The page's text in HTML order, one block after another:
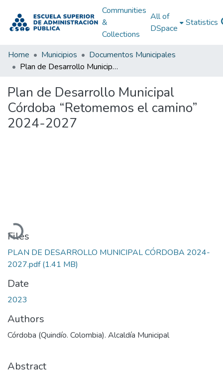
Communities
&
Collections
All of
DSpace
Statistics
Home Municipios
Documentos Municipales
Plan de Desarrollo Municipal Córdoba “Retomemos el camino” 2024-2027
Plan de Desarrollo Municipal
Córdoba “Retomemos el camino”
2024-2027
Loading...
Files
PLAN DE DESARROLLO MUNICIPAL CÓRDOBA 2024-
2027.pdf(1.41 MB)
Date
2023
Authors
Córdoba (Quindío. Colombia). Alcaldía Municipal
Abstract